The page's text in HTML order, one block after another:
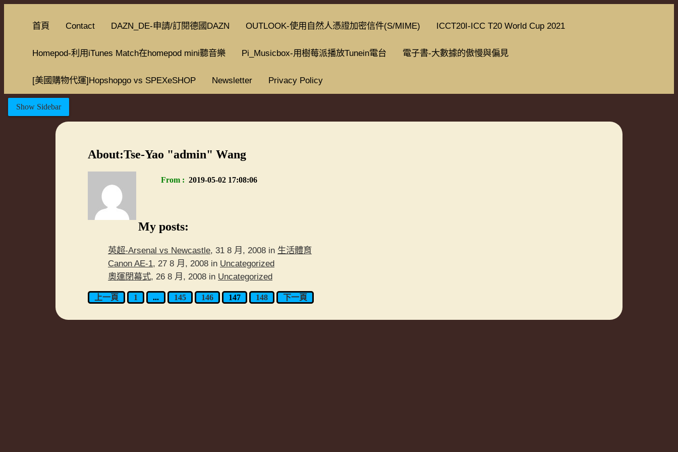
首頁 Contact DAZN_DE-申請/訂閱德國DAZN OUTLOOK-使用自然人憑證加密信件(S/MIME) ICCT20I-ICC T20 World Cup 2021
Homepod-利用iTunes Match在homepod mini聽音樂 Pi_Musicbox-用樹莓派播放Tunein電台 電子書-大數據的傲慢與偏見
[美國購物代運]Hopshopgo vs SPEXeSHOP Newsletter Privacy Policy
Show Sidebar
About:Tse-Yao "admin" Wang
From 2019-05-02 17:08:06
My posts:
英超-Arsenal vs Newcastle, 31 8 月, 2008 in 生活體育
Canon AE-1, 27 8 月, 2008 in Uncategorized
奧運閉幕式, 26 8 月, 2008 in Uncategorized
文
章
上一頁 1 ... 145 146 147 148 下一頁